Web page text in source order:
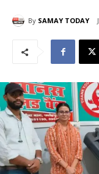
By SAMAY TODAY